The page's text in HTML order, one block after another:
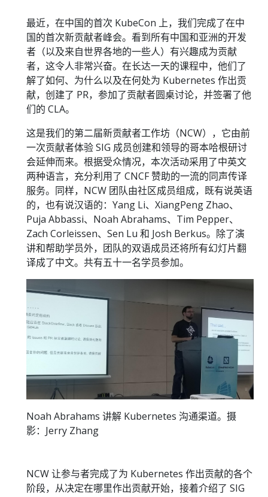
最近，在中国的首次 KubeCon 上，我们完成了在中
国的首次新贡献者峰会。看到所有中国和亚洲的开发
者（以及来自世界各地的一些人）有兴趣成为贡献
者，这令人非常兴奋。在长达一天的课程中，他们了
解了如何、为什么以及在何处为 Kubernetes 作出贡
献，创建了 PR，参加了贡献者圆桌讨论，并签署了他
们的 CLA。
这是我们的第二届新贡献者工作坊（NCW），它由前
一次贡献者体验 SIG 成员创建和领导的哥本哈根研讨
会延伸而来。根据受众情况，本次活动采用了中英文
两种语言，充分利用了 CNCF 赞助的一流的同声传译
服务。同样，NCW 团队由社区成员组成，既有说英语
的，也有说汉语的：Yang Li、XiangPeng Zhao、
Puja Abbassi、Noah Abrahams、Tim Pepper、
Zach Corleissen、Sen Lu 和 Josh Berkus。除了演
讲和帮助学员外，团队的双语成员还将所有幻灯片翻
译成了中文。共有五十一名学员参加。
Noah Abrahams 讲解 Kubernetes 沟通渠道。摄
影：Jerry Zhang
NCW 让参与者完成了为 Kubernetes 作出贡献的各个
阶段，从决定在哪里作出贡献开始，接着介绍了 SIG